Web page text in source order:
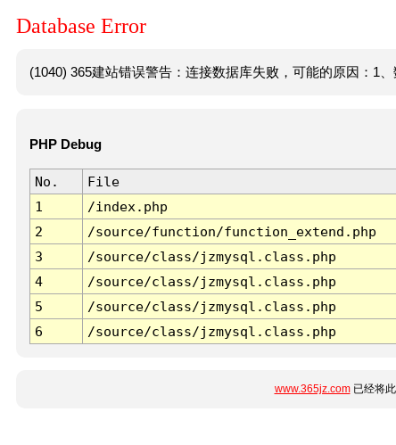
Database Error
(1040) 365建站错误警告：连接数据库失败，可能的原因：1
PHP Debug
No. File
1
/index.php
2
/source/function/function_extend.php
3
/source/class/jzmysql.class.php
4
/source/class/jzmysql.class.php
5
/source/class/jzmysql.class.php
6
/source/class/jzmysql.class.php
www.365jz.com已经将此